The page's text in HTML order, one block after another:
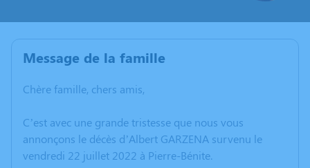
Message de la famille
Chère famille, chers amis,
C’est avec une grande tristesse que nous vous
annonçons le décès d’Albert GARZENA survenu le
vendredi 22 juillet 2022 à Pierre-Bénite.